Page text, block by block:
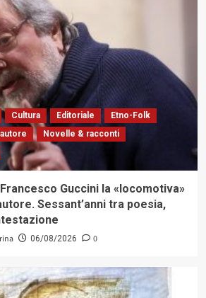
Cultura Editoriale
Etno-Folk
Novelle & racconti
Guccini la «locomotiva»
Sessant’anni tra poesia,
06/08/2026 0